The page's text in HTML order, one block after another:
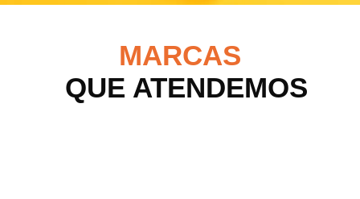
MARCAS
QUE ATENDEMOS